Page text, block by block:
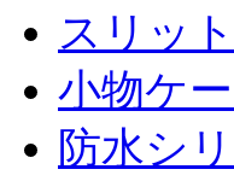
スリッ
小物ケ
防水シ